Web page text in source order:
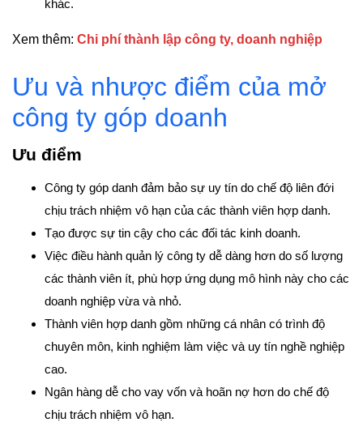
khác.
Xem thêm: Chi phí thành lập công ty, doanh nghiệp
Ưu và nhược điểm của mở
công ty góp doanh
Ưu điểm
Công ty góp danh đảm bảo sự uy tín do chế độ liên đới
chịu trách nhiệm vô hạn của các thành viên hợp danh.
Tạo được sự tin cậy cho các đối tác kinh doanh.
Việc điều hành quản lý công ty dễ dàng hơn do số lượng
các thành viên ít, phù hợp ứng dụng mô hình này cho các
doanh nghiệp vừa và nhỏ.
Thành viên hợp danh gồm những cá nhân có trình độ
chuyên môn, kinh nghiệm làm việc và uy tín nghề nghiệp
cao.
Ngân hàng dễ cho vay vốn và hoãn nợ hơn do chế độ
chịu trách nhiệm vô hạn.